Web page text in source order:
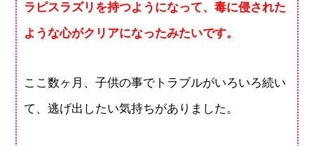
ラピスラズリを持つようになって、毒に侵された
ような心がクリアになったみたいです。
ここ数ヶ月、子供の事でトラブルがいろいろ続い
て、逃げ出したい気持ちがありました。